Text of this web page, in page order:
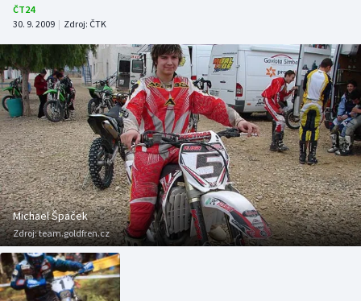
Tenis
Atletika
Cyklistika
DALŠÍ SPORTY
Americký fotbal
Baseball a softbal
Basketbal
Biatlon
NEPŘEHLÉDNĚTE
Soutěže
Historické návraty
Aplikace ČT sport
ČT24
30. 9. 2009 | Zdroj: ČTK
Michael Špaček
Zdroj:team.goldfren.cz